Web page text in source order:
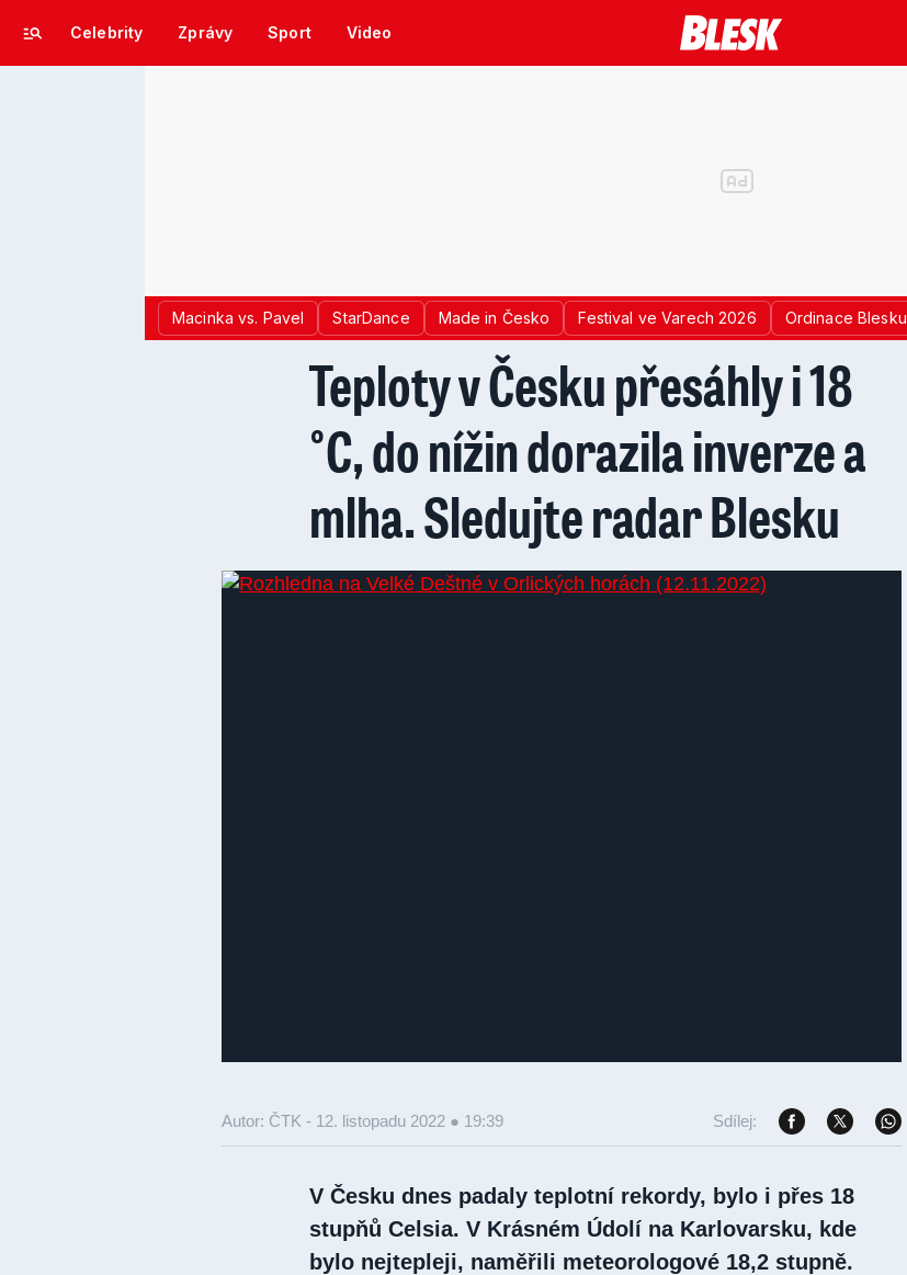
Celebrity Zprávy Sport Video
Macinka vs. Pavel StarDance Made in Česko Festival ve Varech 2026 Ordinace Blesku
Teploty v Česku přesáhly i 18
°C, do nížin dorazila inverze a
mlha. Sledujte radar Blesku
Autor: ČTK - 12. listopadu 2022 ● 19:39 Sdílej:
V Česku dnes padaly teplotní rekordy, bylo i přes 18
stupňů Celsia. V Krásném Údolí na Karlovarsku, kde
bylo nejtepleji, naměřili meteorologové 18,2 stupně.